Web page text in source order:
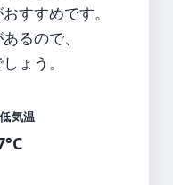
すすめです。
るので、
ょう。
気温